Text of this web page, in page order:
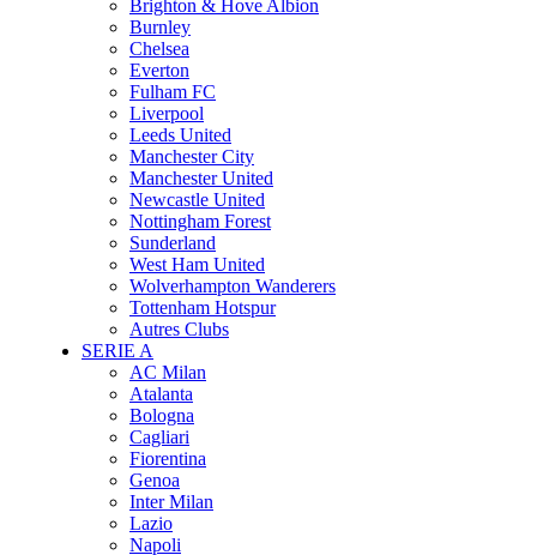
Brighton & Hove Albion
Burnley
Chelsea
Everton
Fulham FC
Liverpool
Leeds United
Manchester City
Manchester United
Newcastle United
Nottingham Forest
Sunderland
West Ham United
Wolverhampton Wanderers
Tottenham Hotspur
Autres Clubs
SERIE A
AC Milan
Atalanta
Bologna
Cagliari
Fiorentina
Genoa
Inter Milan
Lazio
Napoli